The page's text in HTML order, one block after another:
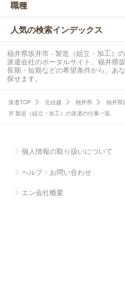
職種
人気の検索インデックス
福井県坂井市 - 製造（組立・加工）
派遣会社のポータルサイト。福井県
長期・短期などの希望条件から、あ
探せます。
派遣TOP 北信越 福井県 福井県
市 製造（組立・加工）の派遣の仕事一覧
個人情報の取り扱いについて
ヘルプ・お問い合わせ
エン会社概要